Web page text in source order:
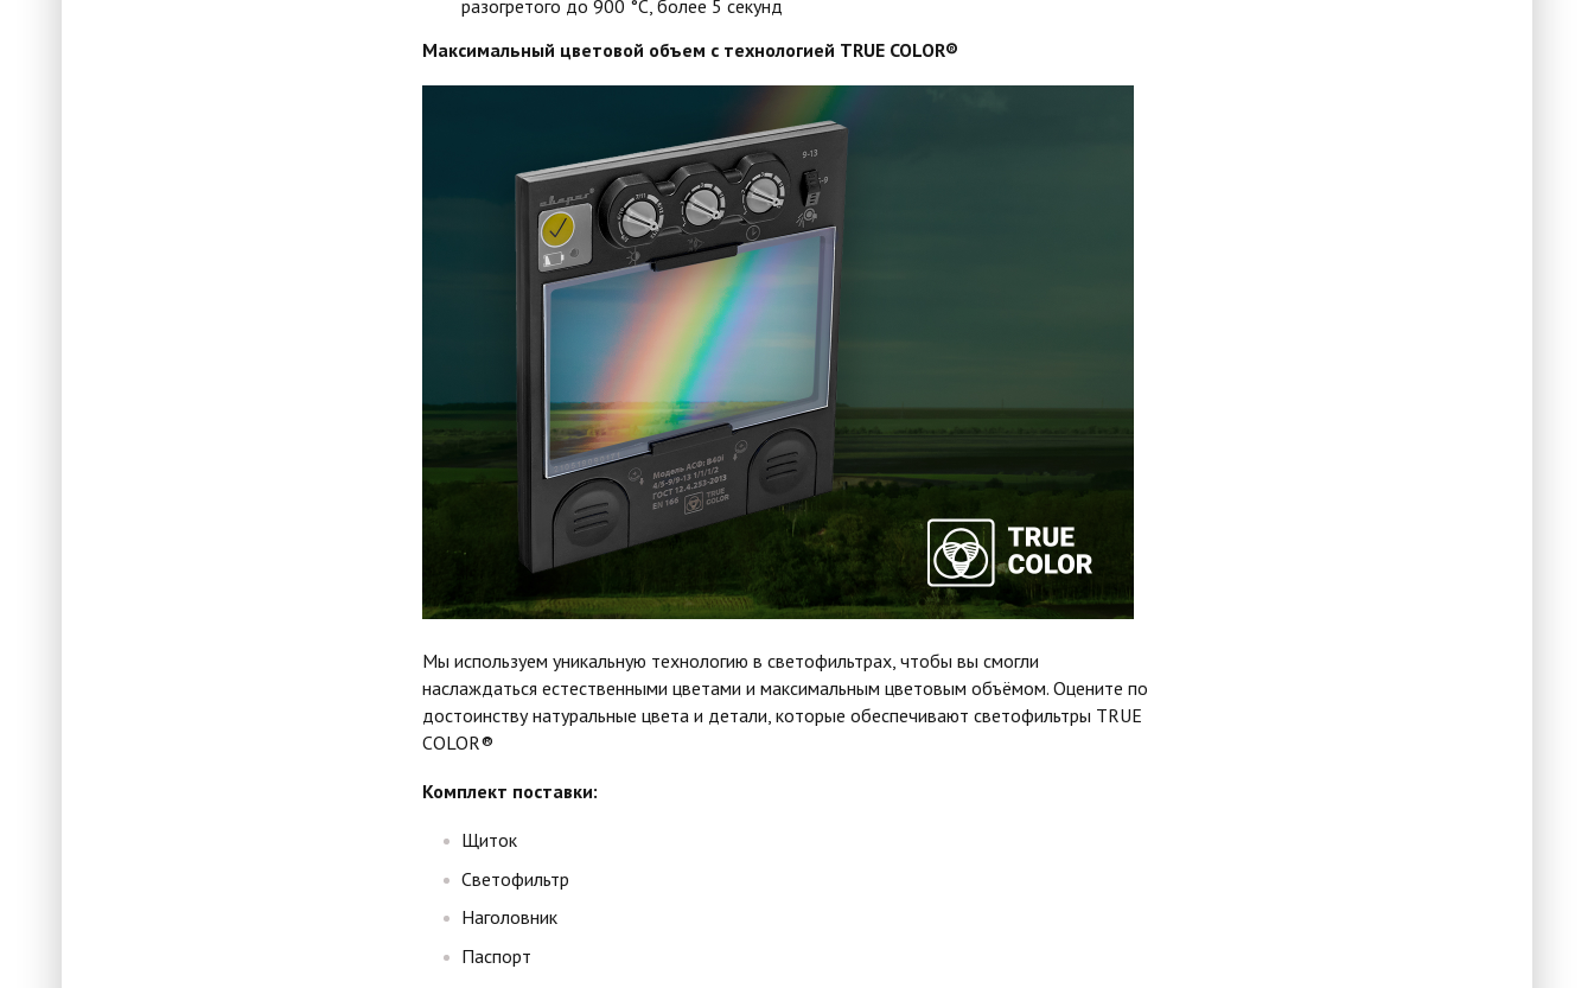
разогретого до 900 °С, более 5 секунд
Максимальный цветовой объем с технологией TRUE COLOR®
Мы используем уникальную технологию в светофильтрах, чтобы вы смогли
наслаждаться естественными цветами и максимальным цветовым объёмом. Оцените по
достоинству натуральные цвета и детали, которые обеспечивают светофильтры TRUE
COLOR®
Комплект поставки:
Щиток
Светофильтр
Наголовник
Паспорт